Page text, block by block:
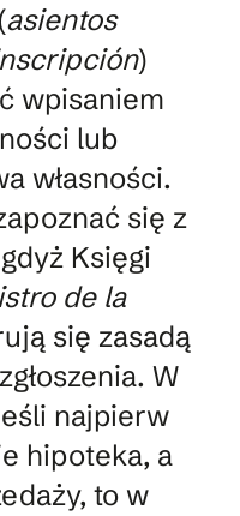
asientos
)
wpisaniem
lub
własności.
się z
Księgi
de la
się zasadą
W
najpierw
hipoteka, a
to w